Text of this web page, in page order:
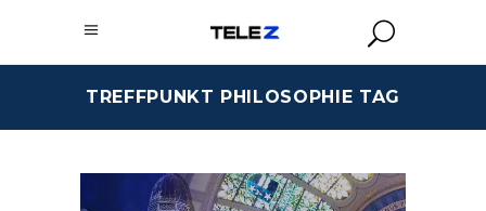
TREFFPUNKT PHILOSOPHIE TAG